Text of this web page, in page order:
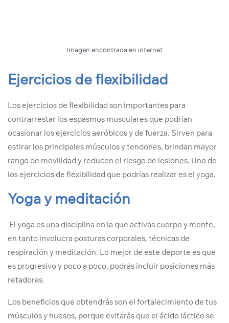
Imagen encontrada en internet
Ejercicios de flexibilidad
Los ejercicios de flexibilidad son importantes para
contrarrestar los espasmos musculares que podrían
ocasionar los ejercicios aeróbicos y de fuerza. Sirven para
estirar los principales músculos y tendones, brindan mayor
rango de movilidad y reducen el riesgo de lesiones. Uno de
los ejercicios de flexibilidad que podrías realizar es el yoga.
Yoga y meditación
El yoga es una disciplina en la que activas cuerpo y mente,
en tanto involucra posturas corporales, técnicas de
respiración y meditación. Lo mejor de este deporte es que
es progresivo y poco a poco, podrás incluir posiciones más
retadoras.
Los beneficios que obtendrás son el fortalecimiento de tus
músculos y huesos, porque evitarás que el ácido láctico se